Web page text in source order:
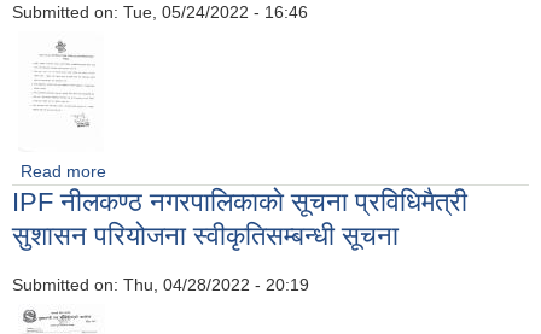
Submitted on: Tue, 05/24/2022 - 16:46
Read more
उपस्थितिमा भएको स्टाफ बैठकका निर्णयहरू
IPF नीलकण्ठ नगरपालिकाकाे सूचना प्रविधिमैत्री
सुशासन परियोजना स्वीकृतिसम्बन्धी सूचना
Submitted on: Thu, 04/28/2022 - 20:19